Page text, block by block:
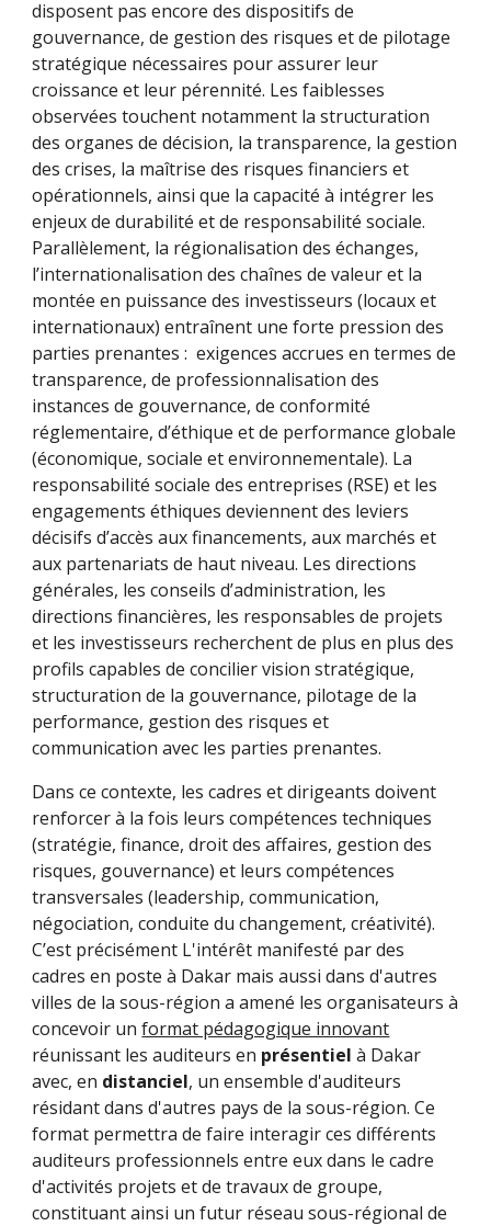
disposent pas encore des dispositifs de
gouvernance, de gestion des risques et de pilotage
stratégique nécessaires pour assurer leur
croissance et leur pérennité. Les faiblesses
observées touchent notamment la structuration
des organes de décision, la transparence, la gestion
des crises, la maîtrise des risques financiers et
opérationnels, ainsi que la capacité à intégrer les
enjeux de durabilité et de responsabilité sociale.
Parallèlement, la régionalisation des échanges,
l’internationalisation des chaînes de valeur et la
montée en puissance des investisseurs (locaux et
internationaux) entraînent une forte pression des
parties prenantes : exigences accrues en termes de
transparence, de professionnalisation des
instances de gouvernance, de conformité
réglementaire, d’éthique et de performance globale
(économique, sociale et environnementale). La
responsabilité sociale des entreprises (RSE) et les
engagements éthiques deviennent des leviers
décisifs d’accès aux financements, aux marchés et
aux partenariats de haut niveau. Les directions
générales, les conseils d’administration, les
directions financières, les responsables de projets
et les investisseurs recherchent de plus en plus des
profils capables de concilier vision stratégique,
structuration de la gouvernance, pilotage de la
performance, gestion des risques et
communication avec les parties prenantes.
Dans ce contexte, les cadres et dirigeants doivent
renforcer à la fois leurs compétences techniques
(stratégie, finance, droit des affaires, gestion des
risques, gouvernance) et leurs compétences
transversales (leadership, communication,
négociation, conduite du changement, créativité).
C’est précisément L'intérêt manifesté par des
cadres en poste à Dakar mais aussi dans d'autres
villes de la sous-région a amené les organisateurs à
concevoir unformat pédagogique innovant
réunissant les auditeurs en présentielà Dakar
avec, en distanciel, un ensemble d'auditeurs
résidant dans d'autres pays de la sous-région. Ce
format permettra de faire interagir ces différents
auditeurs professionnels entre eux dans le cadre
d'activités projets et de travaux de groupe,
constituant ainsi un futur réseau sous-régional de